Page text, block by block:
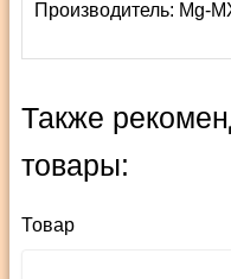
Производитель: Mg-
Также
товары:
Товар